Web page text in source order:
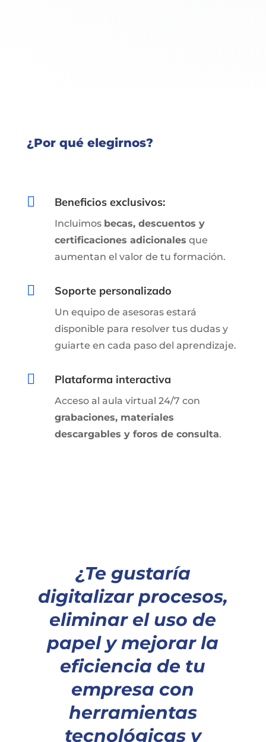
¿Por qué elegirnos?
 Beneficios exclusivos:
Incluimos becas, descuentos y
certificaciones adicionales que
aumentan el valor de tu formación.
 Soporte personalizado
Un equipo de asesoras estará
disponible para resolver tus dudas y
guiarte en cada paso del aprendizaje.
 Plataforma interactiva
Acceso al aula virtual 24/7 con
grabaciones, materiales
descargables y foros de consulta.
¿Te gustaría
digitalizar procesos,
eliminar el uso de
papel y mejorar la
eficiencia de tu
empresa con
herramientas
tecnológicas y